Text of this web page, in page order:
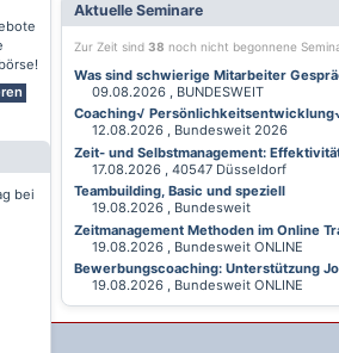
bei
Aktuelle Seminare
Zur Zeit sind 38 noch nicht begonnene
Was sind schwierige Mitarbeiter
09.08.2026 , BUNDESWEIT
Coaching√
12.08.2026 , Bundesweit 2026
Zeit- und Selbstmanagement:
17.08.2026 , 40547 Düsseldorf
Teambuilding, Basic und speziell
19.08.2026 , Bundesweit
Zeitmanagement Methoden im Online
19.08.2026 , Bundesweit ONLINE
Bewerbungscoaching: Unterstützung
19.08.2026 , Bundesweit ONLINE